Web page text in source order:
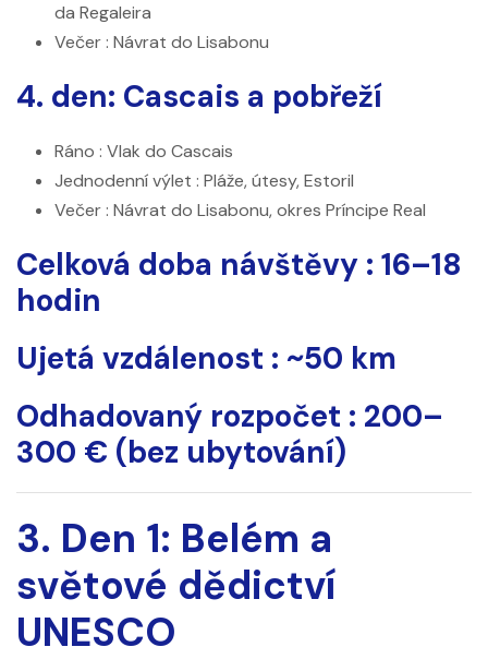
da Regaleira
Večer: Návrat do Lisabonu
4. den: Cascais a pobřeží
Ráno : Vlak do Cascais
Jednodenní výlet : Pláže, útesy, Estoril
Večer: Návrat do Lisabonu, okres Príncipe Real
Celková doba návštěvy : 16–18
hodin
Ujetá vzdálenost : ~50 km
Odhadovaný rozpočet : 200–
300 € (bez ubytování)
3. Den 1: Belém a
světové dědictví
UNESCO